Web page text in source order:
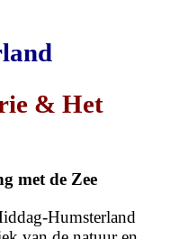
& Het
met de Zee
Humsterland